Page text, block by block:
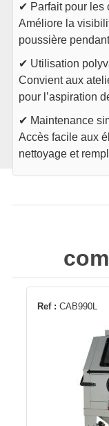
✔ Parfait pour les
Améliore la
poussière
✔ Utilisation
Convient aux
pour l’aspiration
✔ Maintenance
Accès facile aux
nettoyage et
Ref : CAB990L